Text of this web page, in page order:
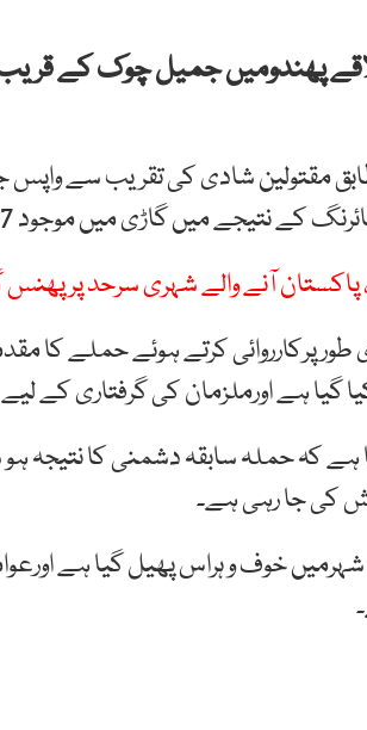
مقتولین شادی کی تقریب سے واپس
نتیجے میں گاڑی میں موجود 7 افراد موقع پرجاں بحق ہوگئے۔
، پاکستان آنے والے شہری سرحد پر
کیا گیا ہے اورملزمان کی گرفتاری کے
ہے کہ حملہ سابقہ دشمنی کا نتیجہ ہو
کی جا رہی ہے۔
شہرمیں خوف و ہراس پھیل گیا ہے